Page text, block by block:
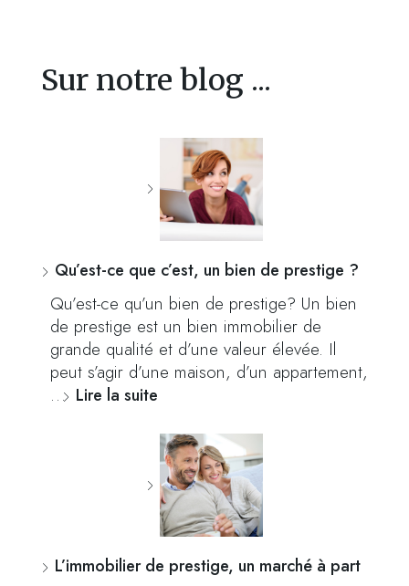
Sur notre blog ...
Qu’est-ce que c’est, un bien de prestige ?
Qu’est-ce qu’un bien de prestige? Un bien
de prestige est un bien immobilier de
grande qualité et d’une valeur élevée. Il
peut s’agir d’une maison, d’un appartement,
… Lire la suite
L’immobilier de prestige, un marché à part